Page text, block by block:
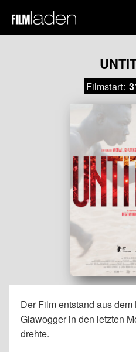
Filmstart:
Der Film entstand aus
Glawogger in den letzten
drehte.